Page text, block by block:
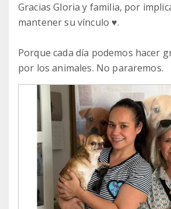
Gracias Gloria y familia, por
mantener su vínculo ♥️.
Porque cada día podemos hacer
por los animales. No pararemos.